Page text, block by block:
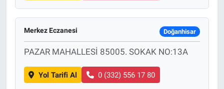
Merkez Eczanesi Doğanhisar
PAZAR MAHALLESİ 85005. SOKAK NO:13A
Yol Tarifi Al 0 (332) 556 17 80